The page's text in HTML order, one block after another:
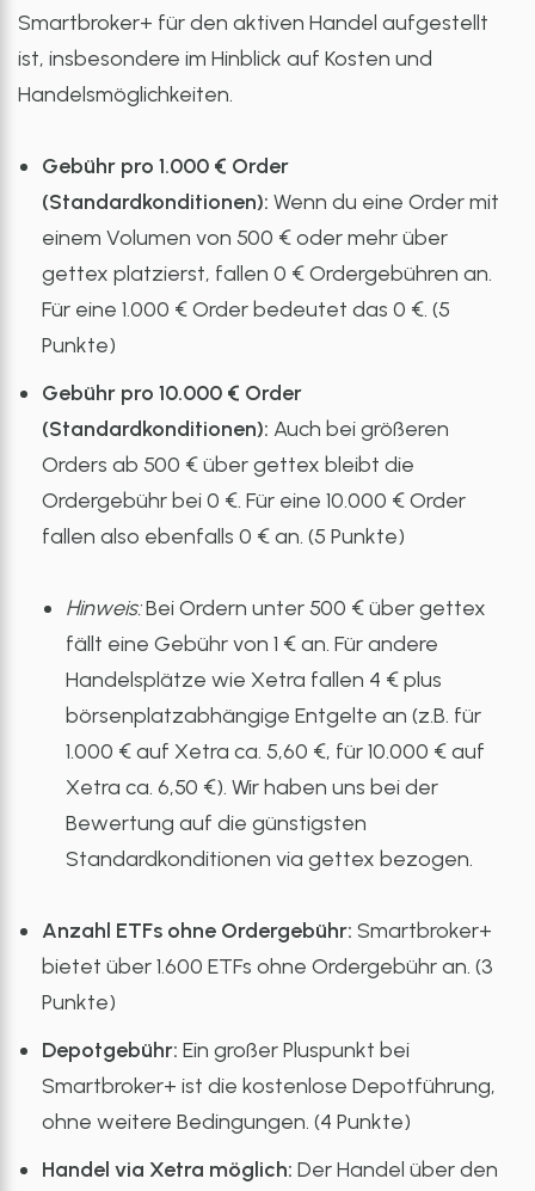
Smartbroker+ für den aktiven Handel aufgestellt
ist, insbesondere im Hinblick auf Kosten und
Handelsmöglichkeiten.
Gebühr pro 1.000 € Order
(Standardkonditionen): Wenn du eine Order mit
einem Volumen von 500 € oder mehr über
gettex platzierst, fallen 0 € Ordergebühren an.
Für eine 1.000 € Order bedeutet das 0 €. (5
Punkte)
Gebühr pro 10.000 € Order
(Standardkonditionen): Auch bei größeren
Orders ab 500 € über gettex bleibt die
Ordergebühr bei 0 €. Für eine 10.000 € Order
fallen also ebenfalls 0 € an. (5 Punkte)
Hinweis:Bei Ordern unter 500 € über gettex
fällt eine Gebühr von 1 € an. Für andere
Handelsplätze wie Xetra fallen 4 € plus
börsenplatzabhängige Entgelte an (z.B. für
1.000 € auf Xetra ca. 5,60 €, für 10.000 € auf
Xetra ca. 6,50 €). Wir haben uns bei der
Bewertung auf die günstigsten
Standardkonditionen via gettex bezogen.
Anzahl ETFs ohne Ordergebühr: Smartbroker+
bietet über 1.600 ETFs ohne Ordergebühr an. (3
Punkte)
Depotgebühr: Ein großer Pluspunkt bei
Smartbroker+ ist die kostenlose Depotführung,
ohne weitere Bedingungen. (4 Punkte)
Handel via Xetra möglich: Der Handel über den